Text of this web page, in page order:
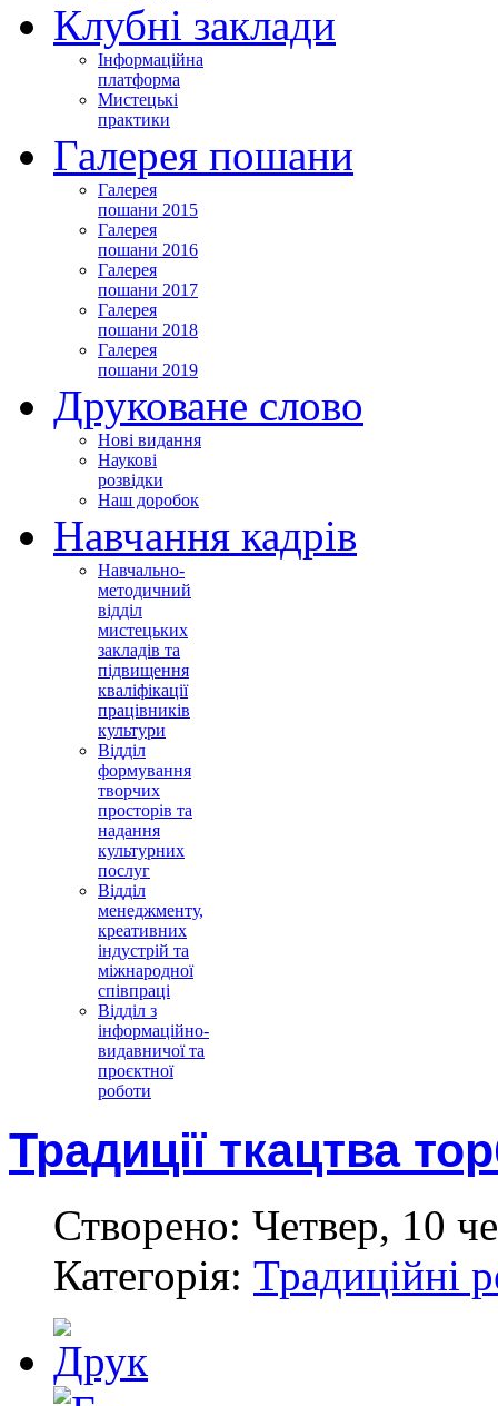
Клубні заклади
Інформаційна
платформа
Мистецькі
практики
Галерея пошани
Галерея
пошани 2015
Галерея
пошани 2016
Галерея
пошани 2017
Галерея
пошани 2018
Галерея
пошани 2019
Друковане слово
Нові видання
Наукові
розвідки
Наш доробок
Навчання кадрів
Навчально-
методичний
відділ
мистецьких
закладів та
підвищення
кваліфікації
працівників
культури
Відділ
формування
творчих
просторів та
надання
культурних
послуг
Відділ
менеджменту,
креативних
індустрій та
міжнародної
співпраці
Відділ з
інформаційно-
видавничої та
проєктної
роботи
Традиції ткацтва
Створено: Четвер, 10
Категорія: Традиційні